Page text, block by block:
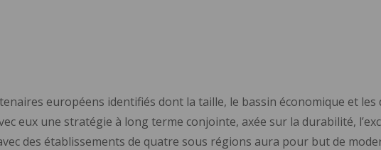
européens identifiés dont la taille, le bassin économique et les
eux une stratégie à long terme conjointe, axée sur la durabilité,
des établissements de quatre sous régions aura pour but de